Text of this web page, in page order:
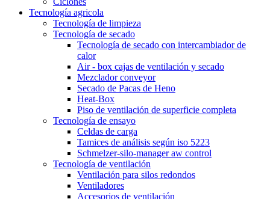
Tecnología agricola
Tecnología de limpieza
Tecnología de secado
Tecnología de secado con intercambiador de
calor
Air - box cajas de ventilación y secado
Mezclador conveyor
Secado de Pacas de Heno
Heat-Box
Piso de ventilación de superficie completa
Tecnología de ensayo
Celdas de carga
Tamices de análisis según iso 5223
Schmelzer-silo-manager aw control
Tecnología de ventilación
Ventilación para silos redondos
Ventiladores
Accesorios de ventilación